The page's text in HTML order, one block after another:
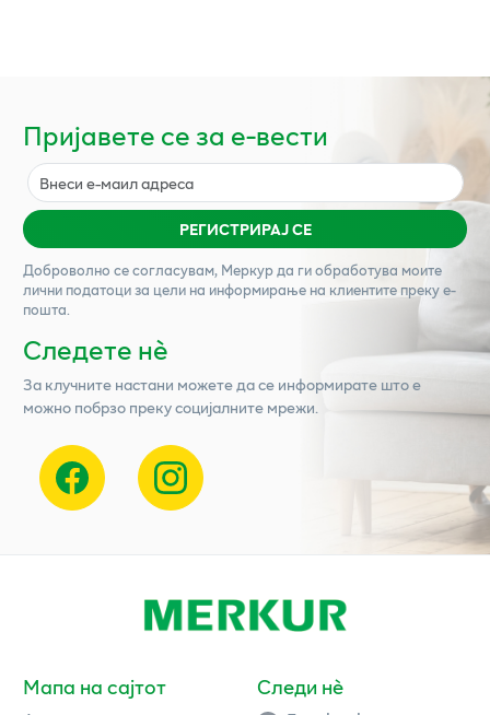
Пријавете се за е-вести
РЕГИСТРИРАЈ СЕ
Доброволно се согласувам, Меркурда ги обработува моите
лични податоци за цели на информирање на клиентите преку е-
пошта.
Следете нѐ
За клучните настани можете да се информирате што е
можно побрзо преку социјалните мрежи.
Мапа на сајтот Следи нè